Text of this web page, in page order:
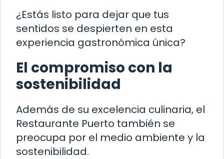
¿Estás listo para dejar que tus
sentidos se despierten en esta
experiencia gastronómica única?
El compromiso con la
sostenibilidad
Además de su excelencia culinaria, el
Restaurante Puerto también se
preocupa por el medio ambiente y la
sostenibilidad.